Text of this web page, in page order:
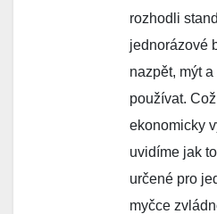
rozhodli
jednorázové
nazpět, mýt a
používat.
ekonomicky
uvidíme jak
určené pro
myčce